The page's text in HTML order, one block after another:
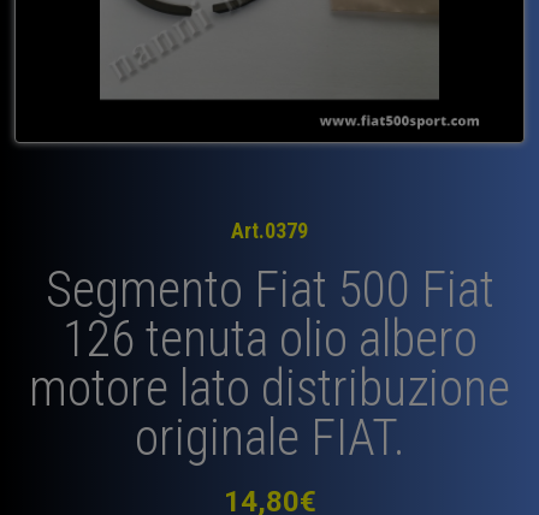
Art.0379
Segmento Fiat 500 Fiat
126 tenuta olio albero
motore lato distribuzione
originale FIAT.
14,80€